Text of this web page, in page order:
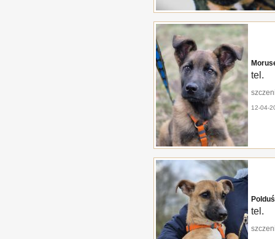
tel.
12-04-
tel.